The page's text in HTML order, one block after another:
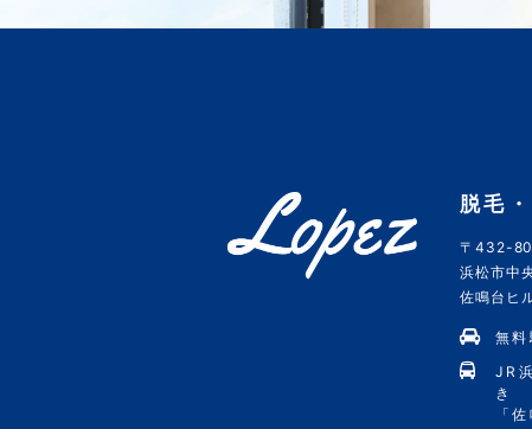
脱毛
〒432-
浜松市中
佐鳴台ヒ
無
JR
き
「